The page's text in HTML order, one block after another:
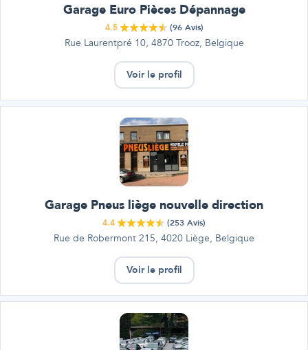
Garage Euro Pièces Dépannage
4.5 (96Avis)
Rue Laurentpré 10, 4870 Trooz, Belgique
Voir le profil
Garage Pneus liège nouvelle direction
4.4 (253 Avis)
Rue de Robermont 215, 4020 Liège, Belgique
Voir le profil